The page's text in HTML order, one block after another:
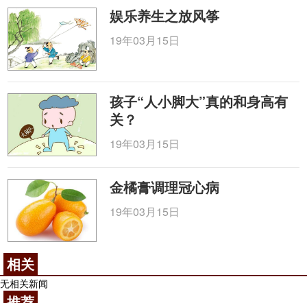
娱乐养生之放风筝
19年03月15日
孩子“人小脚大”真的和身高有
关？
19年03月15日
金橘膏调理冠心病
19年03月15日
相关
无相关新闻